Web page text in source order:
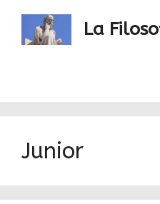
contenido
La
Junior